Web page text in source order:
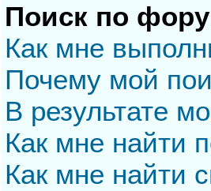
Поиск по
Как мне
Почему мой
В результате
Как мне найти
Как мне найти